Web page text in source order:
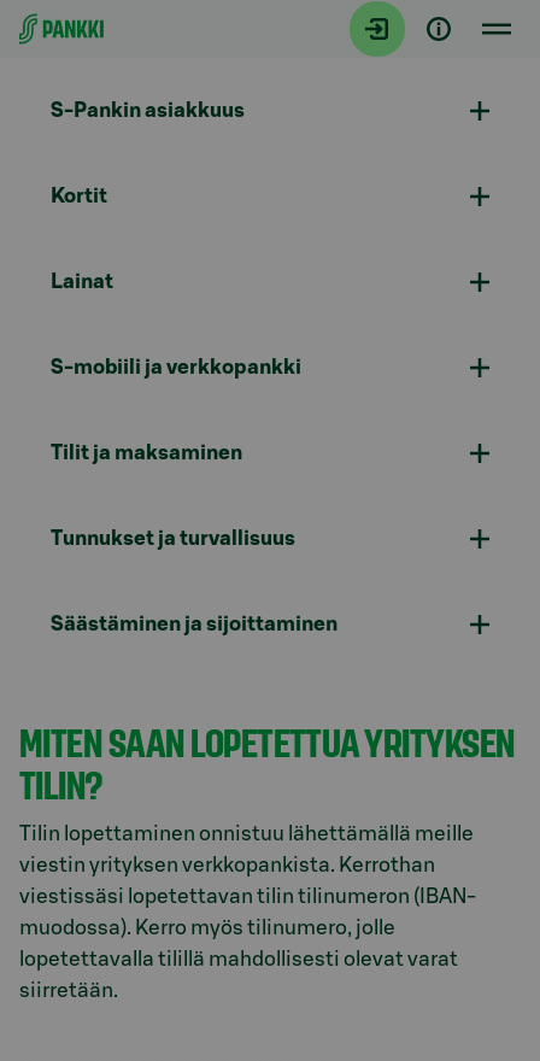
Siirry suoraan sisältöön
S-Pankin asiakkuus
Kortit
Lainat
S-mobiili ja verkkopankki
Tilit ja maksaminen
Tunnukset ja turvallisuus
Säästäminen ja sijoittaminen
MITEN SAAN LOPETETTUA YRITYKSEN
TILIN?
Tilin lopettaminen onnistuu lähettämällä meille
viestin yrityksen verkkopankista. Kerrothan
viestissäsi lopetettavan tilin tilinumeron (IBAN-
muodossa). Kerro myös tilinumero, jolle
lopetettavalla tilillä mahdollisesti olevat varat
siirretään.